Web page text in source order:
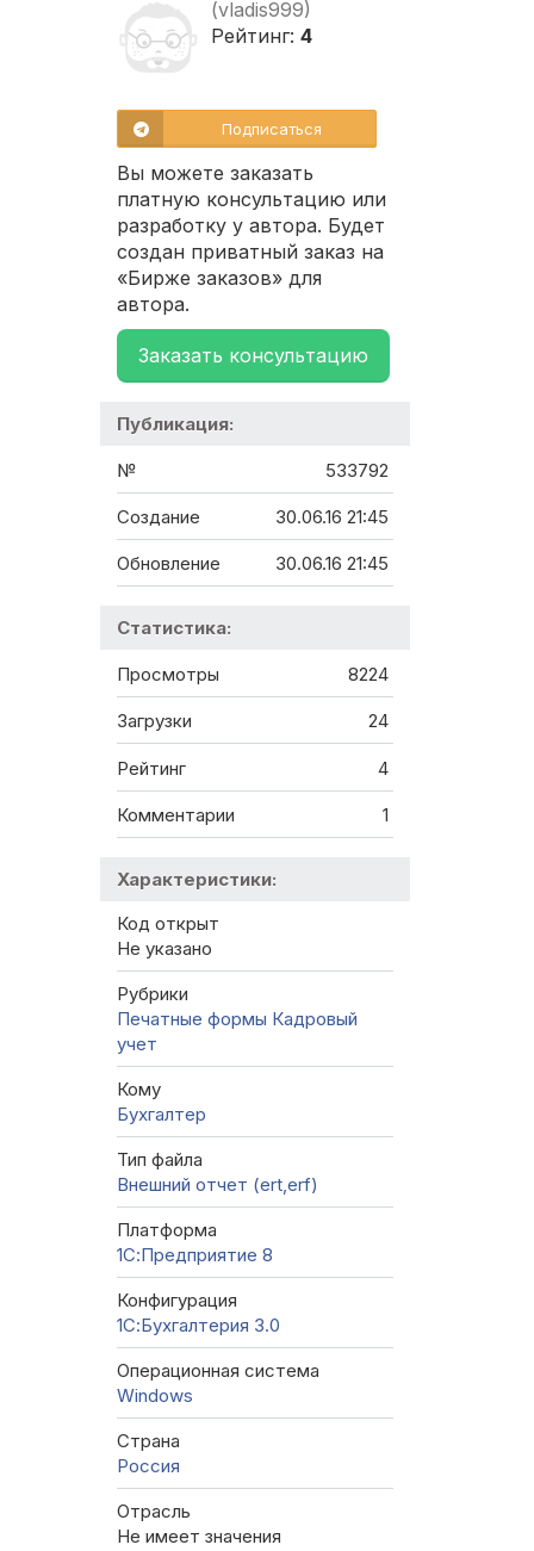
(vladis999)
Рейтинг: 4
Подписаться
Вы можете заказать
платную консультацию или
разработку у автора. Будет
создан приватный заказ на
«Бирже заказов» для
автора.
Заказать консультацию
Публикация:
№ 533792
Создание 30.06.16 21:45
Обновление 30.06.16 21:45
Статистика:
Просмотры 8224
Загрузки 24
Рейтинг 4
Комментарии 1
Характеристики:
Код открыт
Не указано
Рубрики
Печатные формы Кадровый
учет
Кому
Бухгалтер
Тип файла
Внешний отчет (ert,erf)
Платформа
1С:Предприятие 8
Конфигурация
1С:Бухгалтерия 3.0
Операционная система
Windows
Страна
Россия
Отрасль
Не имеет значения